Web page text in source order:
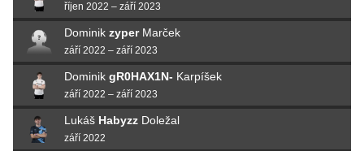
říjen 2022 – září 2023
Dominik zyperMarček
září 2022 – září 2023
Dominik gR0HAX1N- Karpíšek
září 2022 – září 2023
Lukáš Habyzz Doležal
září 2022